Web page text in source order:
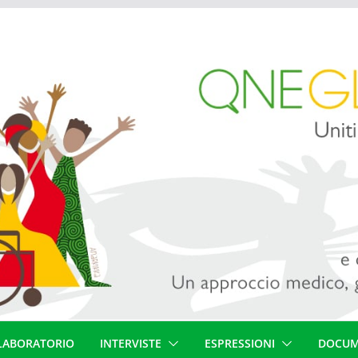
INTERVISTE ESPRESSIONI